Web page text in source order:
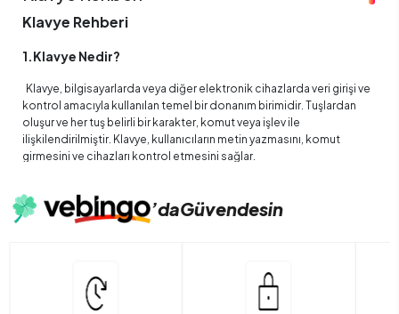
Klavye Rehberi
1.Klavye Nedir?
Klavye, bilgisayarlarda veya diğer elektronik cihazlarda veri girişi ve
kontrol amacıyla kullanılan temel bir donanım birimidir. Tuşlardan
oluşur ve her tuş belirli bir karakter, komut veya işlev ile
ilişkilendirilmiştir. Klavye, kullanıcıların metin yazmasını, komut
girmesini ve cihazları kontrol etmesini sağlar.
Tuş Düzeni: Türkçe Q, Türkçe F veya İngilizce Q gibi farklı
bağlantı sağlar.
’daGüvendesin